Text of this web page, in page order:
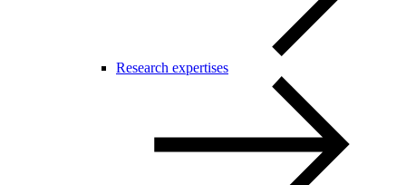
Research expertises